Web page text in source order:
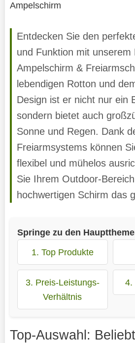
Ampelschirm
Entdecken Sie den
und Funktion mit unserem
Ampelschirm &
lebendigen Rotton und
Design ist er nicht nur ein
sondern bietet auch
Sonne und Regen. Dank
Freiarmsystems können
flexibel und mühelos
Sie Ihrem Outdoor-
hochwertigen Schirm das
Springe zu den
1. Top Produkte
3. Preis-Leistungs-
Verhältnis
4.
Top-Auswahl: